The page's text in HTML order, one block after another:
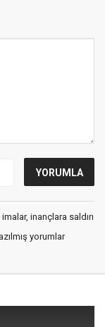
inançlara saldırı
yorumlar